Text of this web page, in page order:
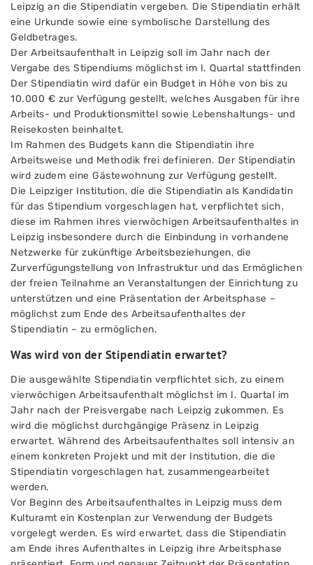
Leipzig an die Stipendiatin vergeben. Die Stipendiatin erhält
eine Urkunde sowie eine symbolische Darstellung des
Geldbetrages.
Der Arbeitsaufenthalt in Leipzig soll im Jahr nach der
Vergabe des Stipendiums möglichst im I. Quartal stattfinden
Der Stipendiatin wird dafür ein Budget in Höhe von bis zu
10.000 € zur Verfügung gestellt, welches Ausgaben für ihre
Arbeits- und Produktionsmittel sowie Lebenshaltungs- und
Reisekosten beinhaltet.
Im Rahmen des Budgets kann die Stipendiatin ihre
Arbeitsweise und Methodik frei definieren. Der Stipendiatin
wird zudem eine Gästewohnung zur Verfügung gestellt.
Die Leipziger Institution, die die Stipendiatin als Kandidatin
für das Stipendium vorgeschlagen hat, verpflichtet sich,
diese im Rahmen ihres vierwöchigen Arbeitsaufenthaltes in
Leipzig insbesondere durch die Einbindung in vorhandene
Netzwerke für zukünftige Arbeitsbeziehungen, die
Zurverfügungstellung von Infrastruktur und das Ermöglichen
der freien Teilnahme an Veranstaltungen der Einrichtung zu
unterstützen und eine Präsentation der Arbeitsphase –
möglichst zum Ende des Arbeitsaufenthaltes der
Stipendiatin – zu ermöglichen.
Was wird von der Stipendiatin erwartet?
Die ausgewählte Stipendiatin verpflichtet sich, zu einem
vierwöchigen Arbeitsaufenthalt möglichst im I. Quartal im
Jahr nach der Preisvergabe nach Leipzig zukommen. Es
wird die möglichst durchgängige Präsenz in Leipzig
erwartet. Während des Arbeitsaufenthaltes soll intensiv an
einem konkreten Projekt und mit der Institution, die die
Stipendiatin vorgeschlagen hat, zusammengearbeitet
werden.
Vor Beginn des Arbeitsaufenthaltes in Leipzig muss dem
Kulturamt ein Kostenplan zur Verwendung der Budgets
vorgelegt werden. Es wird erwartet, dass die Stipendiatin
am Ende ihres Aufenthaltes in Leipzig ihre Arbeitsphase